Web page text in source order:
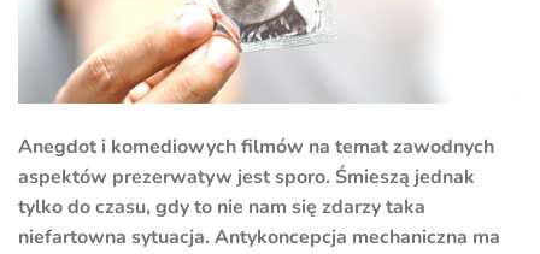
Anegdot i komediowych filmów na temat zawodnych
aspektów prezerwatyw jest sporo. Śmieszą jednak
tylko do czasu, gdy to nie nam się zdarzy taka
niefartowna sytuacja. Antykoncepcja mechaniczna ma